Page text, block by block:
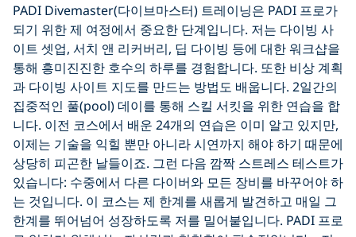
PADI Divemaster(다이브마스터) 트레이닝은 PADI 프로가
되기 위한 제 여정에서 중요한 단계입니다. 저는 다이빙 사
이트 셋업, 서치 앤 리커버리, 딥 다이빙 등에 대한 워크샵을
통해 흥미진진한 호수의 하루를 경험합니다. 또한 비상 계획
과 다이빙 사이트 지도를 만드는 방법도 배웁니다. 2일간의
집중적인 풀(pool) 데이를 통해 스킬 서킷을 위한 연습을 합
니다. 이전 코스에서 배운 24개의 연습은 이미 알고 있지만,
이제는 기술을 익힐 뿐만 아니라 시연까지 해야 하기 때문에
상당히 피곤한 날들이죠. 그런 다음 깜짝 스트레스 테스트가
있습니다: 수중에서 다른 다이버와 모든 장비를 바꾸어야 하
는 것입니다. 이 코스는 제 한계를 새롭게 발견하고 매일 그
한계를 뛰어넘어 성장하도록 저를 밀어붙입니다. PADI 프로